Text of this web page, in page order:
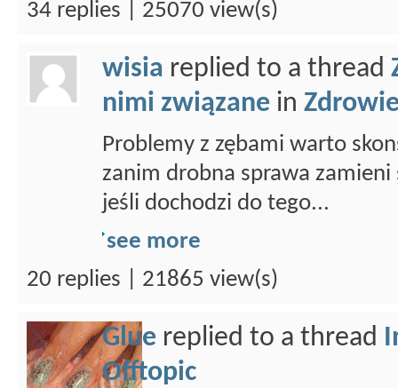
34 replies | 25070 view(s)
wisia replied to a thread
nimi związane in
Problemy z zębami warto
zanim drobna sprawa zamieni
jeśli dochodzi do tego...
see more
20 replies | 21865 view(s)
Glue replied to a thread
Offtopic